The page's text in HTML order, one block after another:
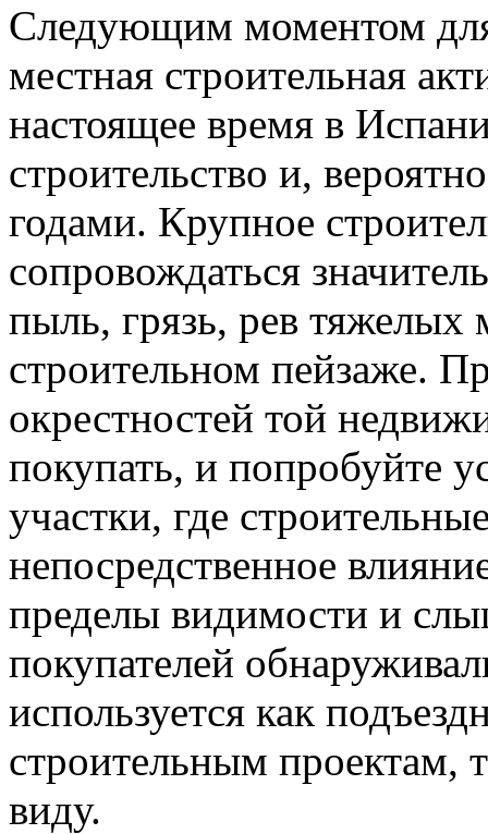
Следующим моментом для
местная строительная
настоящее время в
строительство и,
годами. Крупное
сопровождаться
пыль, грязь, рев
строительном пейзаже.
окрестностей той
покупать, и попробуйте
участки, где
непосредственное
пределы видимости и
покупателей
используется как
строительным проектам,
виду.